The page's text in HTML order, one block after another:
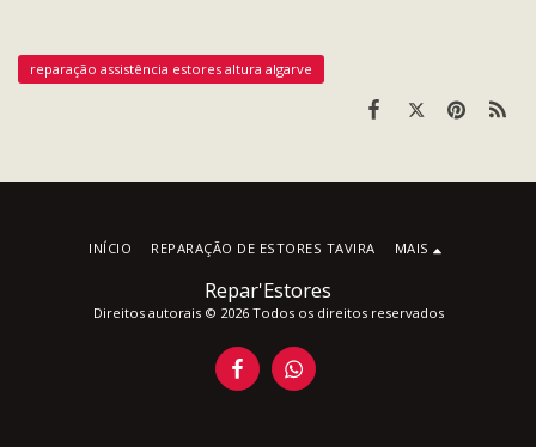
reparação assistência estores altura algarve
Repar'Estores
Direitos autorais © 2026 Todos os direitos reservados
INÍCIO REPARAÇÃO DE ESTORES TAVIRA MAIS